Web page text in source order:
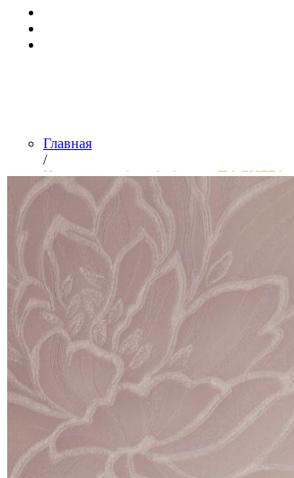
Главная
/
Коллекции обоев фабрики «ПАЛИТРА»
Введите артикул или название коллекции